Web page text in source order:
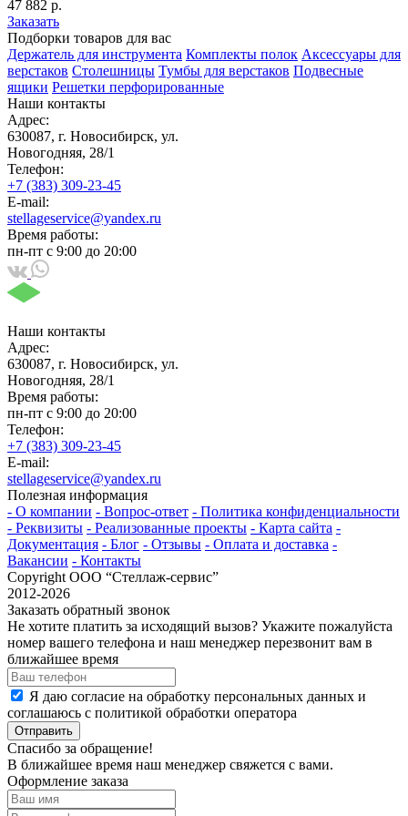
47 882 р.
Заказать
Подборки товаров для вас
Держатель для инструмента Комплекты полок Аксессуары для
верстаков Столешницы Тумбы для верстаков Подвесные
ящики Решетки перфорированные
Наши контакты
Адрес:
630087, г. Новосибирск, ул.
Новогодняя, 28/1
Телефон:
+7 (383) 309-23-45
E-mail:
stellageservice@yandex.ru
Время работы:
пн-пт с 9:00 до 20:00
Наши контакты
Адрес:
630087, г. Новосибирск, ул.
Новогодняя, 28/1
Время работы:
пн-пт с 9:00 до 20:00
Телефон:
+7 (383) 309-23-45
E-mail:
stellageservice@yandex.ru
Полезная информация
- О компании - Вопрос-ответ - Политика конфиденциальности
- Реквизиты - Реализованные проекты - Карта сайта -
Документация - Блог - Отзывы - Оплата и доставка -
Вакансии - Контакты
Copyright ООО “Стeллаж-сервис”
2012-2026
Заказать обратный звонок
Не хотите платить за исходящий вызов? Укажите пожалуйста
номер вашего телефона и наш менеджер перезвонит вам в
ближайшее время
Я даю согласие на обработку персональных данных и
соглашаюсь с политикой обработки оператора
Отправить
Спасибо за обращение!
В ближайшее время наш менеджер свяжется с вами.
Оформление заказа